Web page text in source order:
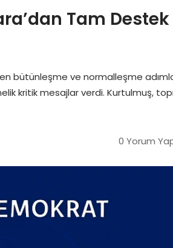
Tam Destek
bütünleşme ve normalleşme
kritik mesajlar verdi. Kurtulmuş,
0 Yorum